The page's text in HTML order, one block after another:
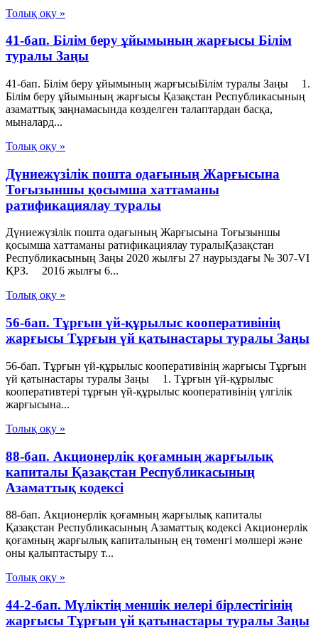
Толық оқу »
41-бап. Білім беру ұйымының жарғысы Білім
туралы Заңы
41-бап. Білім беру ұйымының жарғысыБілім туралы Заңы 1.
Білім беру ұйымының жарғысы Қазақстан Республикасының
азаматтық заңнамасында көзделген талаптардан басқа,
мыналард...
Толық оқу »
Дүниежүзілік пошта одағының Жарғысына
Тоғызыншы қосымша хаттаманы
ратификациялау туралы
Дүниежүзілік пошта одағының Жарғысына Тоғызыншы
қосымша хаттаманы ратификациялау туралыҚазақстан
Республикасының Заңы 2020 жылғы 27 наурыздағы № 307-VІ
ҚРЗ. 2016 жылғы 6...
Толық оқу »
56-бап. Тұрғын үй-құрылыс кооперативiнiң
жарғысы Тұрғын үй қатынастары туралы Заңы
56-бап. Тұрғын үй-құрылыс кооперативiнiң жарғысы Тұрғын
үй қатынастары туралы Заңы 1. Тұрғын үй-құрылыс
кооперативтері тұрғын үй-құрылыс кооперативінің үлгілік
жарғысына...
Толық оқу »
88-бап. Акционерлiк қоғамның жарғылық
капиталы Қазақстан Республикасының
Азаматтық кодексi
88-бап. Акционерлiк қоғамның жарғылық капиталы
Қазақстан Республикасының Азаматтық кодексi Акционерлiк
қоғамның жарғылық капиталының ең төменгi мөлшерi және
оны қалыптастыру т...
Толық оқу »
44-2-бап. Мүліктің меншік иелері бірлестігінің
жарғысы Тұрғын үй қатынастары туралы Заңы